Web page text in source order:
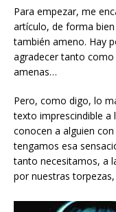
Para empezar, me
artículo, de forma
también ameno. Hay
agradecer tanto como
amenas…
Pero, como digo, lo
texto imprescindible a
conocen a alguien
tengamos esa
tanto necesitamos, a
por nuestras